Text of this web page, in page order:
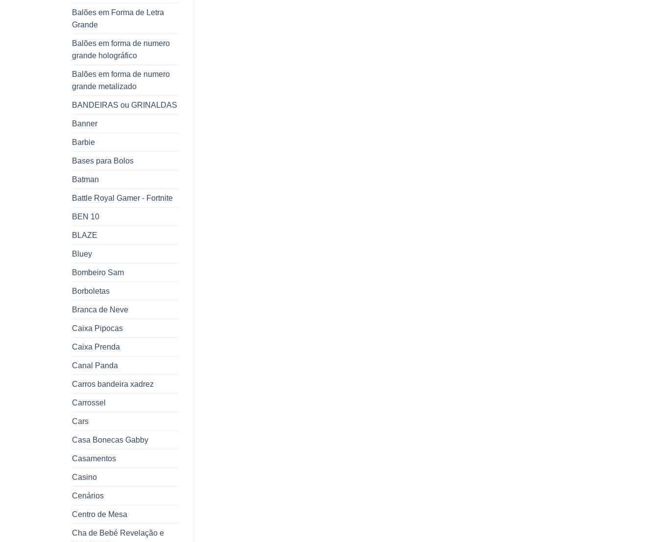
Balões em Forma de Letra
Grande
Balões em forma de numero
grande holográfico
Balões em forma de numero
grande metalizado
BANDEIRAS ou GRINALDAS
Banner
Barbie
Bases para Bolos
Batman
Battle Royal Gamer - Fortnite
BEN 10
BLAZE
Bluey
Bombeiro Sam
Borboletas
Branca de Neve
Caixa Pipocas
Caixa Prenda
Canal Panda
Carros bandeira xadrez
Carrossel
Cars
Casa Bonecas Gabby
Casamentos
Casino
Cenários
Centro de Mesa
Cha de Bebé Revelação e